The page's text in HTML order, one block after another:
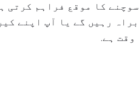
کا موقع فراہم کرتی
رہیں گے یا آپ اپنے
وقت ہے.